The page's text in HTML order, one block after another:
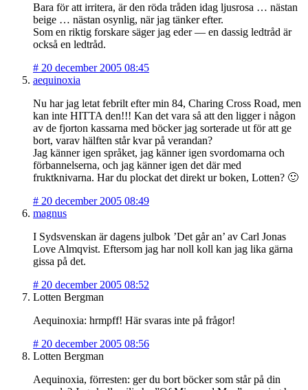
Bara för att irritera, är den röda tråden idag ljusrosa … nästan
beige … nästan osynlig, när jag tänker efter.
Som en riktig forskare säger jag eder — en dassig ledtråd är
också en ledtråd.
# 20 december 2005 08:45
aequinoxia
Nu har jag letat febrilt efter min 84, Charing Cross Road, men
kan inte HITTA den!!! Kan det vara så att den ligger i någon
av de fjorton kassarna med böcker jag sorterade ut för att ge
bort, varav hälften står kvar på verandan?
Jag känner igen språket, jag känner igen svordomarna och
förbannelserna, och jag känner igen det där med
fruktknivarna. Har du plockat det direkt ur boken, Lotten? 🙂
# 20 december 2005 08:49
magnus
I Sydsvenskan är dagens julbok ’Det går an’ av Carl Jonas
Love Almqvist. Eftersom jag har noll koll kan jag lika gärna
gissa på det.
# 20 december 2005 08:52
Lotten Bergman
Aequinoxia: hrmpff! Här svaras inte på frågor!
# 20 december 2005 08:56
Lotten Bergman
Aequinoxia, förresten: ger du bort böcker som står på din